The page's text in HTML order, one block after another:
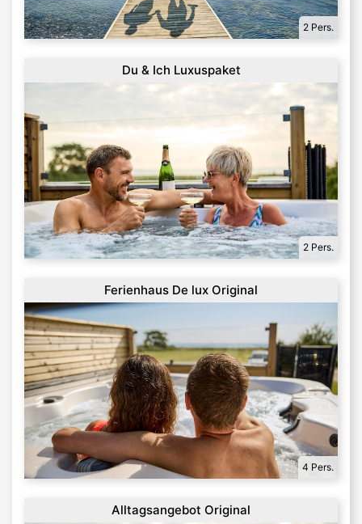
2 Pers.
Du & Ich Luxuspaket
2 Pers.
Ferienhaus De lux Original
4 Pers.
Alltagsangebot Original